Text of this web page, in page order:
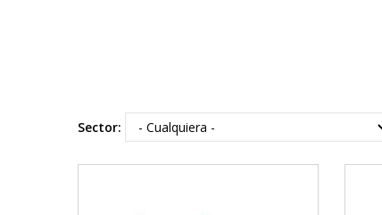
Sector: